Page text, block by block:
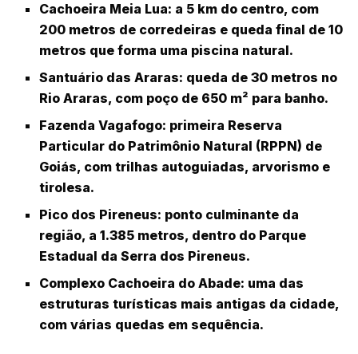
Cachoeira Meia Lua: a 5 km do centro, com
200 metros de corredeiras e queda final de 10
metros que forma uma piscina natural.
Santuário das Araras: queda de 30 metros no
Rio Araras, com poço de 650 m² para banho.
Fazenda Vagafogo: primeira Reserva
Particular do Patrimônio Natural (RPPN) de
Goiás, com trilhas autoguiadas, arvorismo e
tirolesa.
Pico dos Pireneus: ponto culminante da
região, a 1.385 metros, dentro do Parque
Estadual da Serra dos Pireneus.
Complexo Cachoeira do Abade: uma das
estruturas turísticas mais antigas da cidade,
com várias quedas em sequência.